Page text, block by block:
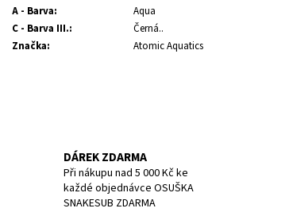
A - Barva:
Aqua
C - Barva III.:
Černá..
Značka: Atomic Aquatics
DÁREK ZDARMA
Při nákupu nad 5 000 Kč ke
každé objednávce OSUŠKA
SNAKESUB ZDARMA